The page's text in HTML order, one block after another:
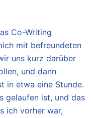
Co-Writing
mit befreundeten
uns kurz darüber
und dann
in etwa eine Stunde.
gelaufen ist, und das
ich vorher war,